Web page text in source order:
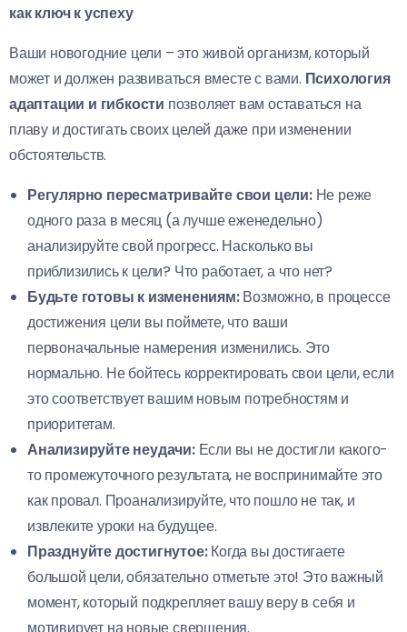
как ключ к успеху
Ваши новогодние цели – это живой организм, который
может и должен развиваться вместе с вами. Психология
адаптации и гибкости позволяет вам оставаться на
плаву и достигать своих целей даже при изменении
обстоятельств.
Регулярно пересматривайте свои цели:Не реже
одного раза в месяц (а лучше еженедельно)
анализируйте свой прогресс. Насколько вы
приблизились к цели? Что работает, а что нет?
Будьте готовы к изменениям:Возможно, в процессе
достижения цели вы поймете, что ваши
первоначальные намерения изменились. Это
нормально. Не бойтесь корректировать свои цели, если
это соответствует вашим новым потребностям и
приоритетам.
Анализируйте неудачи:Если вы не достигли какого-
то промежуточного результата, не воспринимайте это
как провал. Проанализируйте, что пошло не так, и
извлеките уроки на будущее.
Празднуйте достигнутое:Когда вы достигаете
большой цели, обязательно отметьте это! Это важный
момент, который подкрепляет вашу веру в себя и